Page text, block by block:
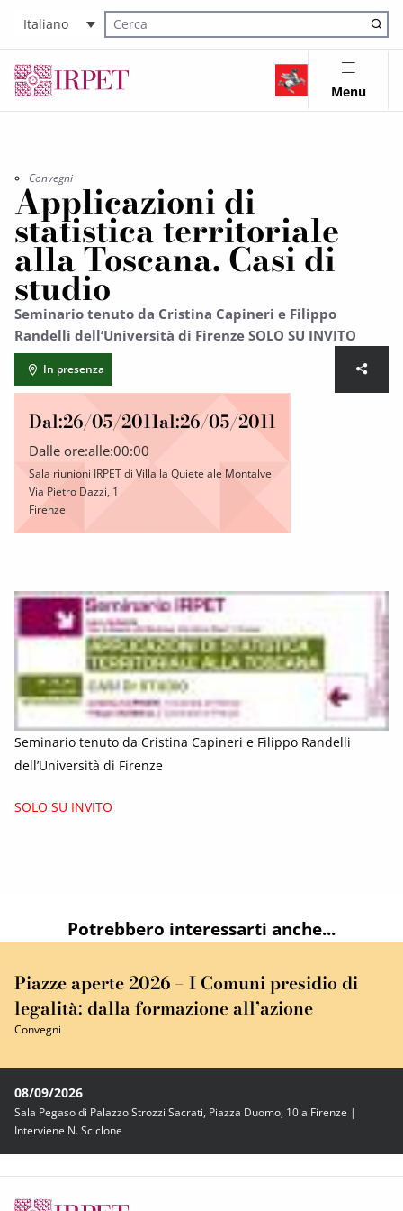
Italiano
Cerca nel sito
Menu
Convegni
Applicazioni di
statistica territoriale
alla Toscana. Casi di
studio
Seminario tenuto da Cristina Capineri e Filippo
Randelli dell’Università di Firenze SOLO SU INVITO
In presenza
Dal:26/05/2011al:26/05/2011
Dalle ore:alle:00:00
Sala riunioni IRPET di Villa la Quiete ale Montalve
Via Pietro Dazzi, 1
Firenze
Seminario tenuto da Cristina Capineri e Filippo Randelli
dell’Università di Firenze
SOLO SU INVITO
Potrebbero interessarti anche...
Piazze aperte 2026 – I Comuni presidio di
legalità: dalla formazione all’azione
Convegni
08/09/2026
Sala Pegaso di Palazzo Strozzi Sacrati, Piazza Duomo, 10 a Firenze |
Interviene N. Sciclone